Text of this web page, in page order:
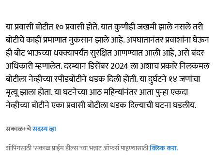
या प्रवासी बोटीत १० प्रवासी होते. यात कुणीही जखमी झाले नसले तरी
बोटीचे काही प्रमाणात नुकसान झाले आहे. अपघातानंतर प्रवाशांना घेऊन
ही बोट भाऊच्या धक्क्यापर्यंत सुरक्षित आणण्यात आली आहे, असे बंदर
अधिकारी म्हणालेत. दरम्यान डिसेंबर 2024 ला अशाच प्रकारे निलकमल
बोटीला नेव्हीच्या स्पीडबोटीने धडक दिली होती. या दुर्घटने १४ जणांचा
मृत्यू झाला होता. या घटनेच्या आठ महिन्यांनंतर आता पुन्हा एकदा
नेव्हीच्या बोटीने एका प्रवासी बोटीला धडक दिल्याची घटना घडलीय.
सकाळ+चेसदस्य व्हा
शॉपिंगसाठी 'सकाळ प्राईम डील्स'च्या भन्नाट ऑफर्स पाहण्यासाठीक्लिक करा.